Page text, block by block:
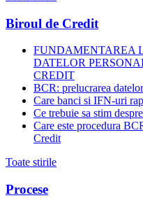
Biroul de Credit
FUNDAMENTAREA
DATELOR
CREDIT
BCR: prelucrarea
Care banci si IFN-uri
Ce trebuie sa stim
Care este procedura
Credit
Toate stirile
Procese